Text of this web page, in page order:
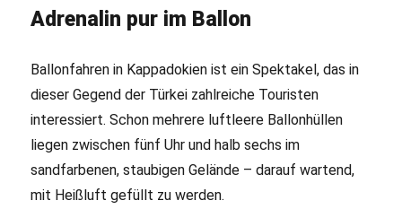
Adrenalin pur im Ballon
Ballonfahren in Kappadokien ist ein Spektakel, das in
dieser Gegend der Türkei zahlreiche Touristen
interessiert. Schon mehrere luftleere Ballonhüllen
liegen zwischen fünf Uhr und halb sechs im
sandfarbenen, staubigen Gelände – darauf wartend,
mit Heißluft gefüllt zu werden.